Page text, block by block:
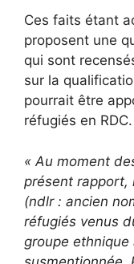
Ces faits étant
proposent une
qui sont
sur la
pourrait être
réfugiés en RDC.
« Au moment
présent rapport,
(ndlr : ancien
réfugiés venus
groupe ethnique